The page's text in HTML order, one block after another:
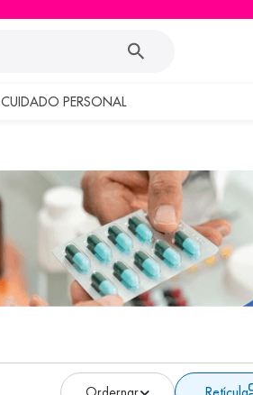
CUIDADO PERSONAL